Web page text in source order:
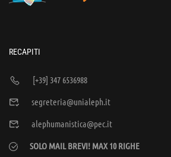
RECAPITI
[+39] 347 6536988
segreteria@unialeph.it
alephumanistica@pec.it
SOLO MAIL BREVI! MAX 10 RIGHE